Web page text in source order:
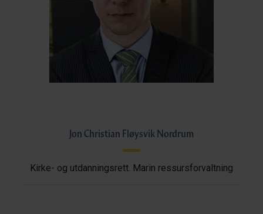
Jon Christian Fløysvik Nordrum
Kirke- og utdanningsrett. Marin ressursforvaltning